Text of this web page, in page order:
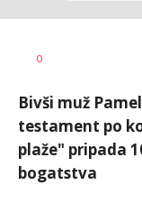
AUTOR
0
Bivši muž
testament po
plaže" pripada
bogatstva